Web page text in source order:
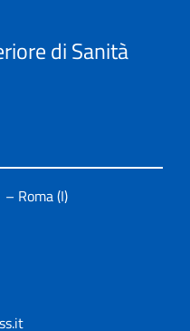
di Sanità
Roma (I)